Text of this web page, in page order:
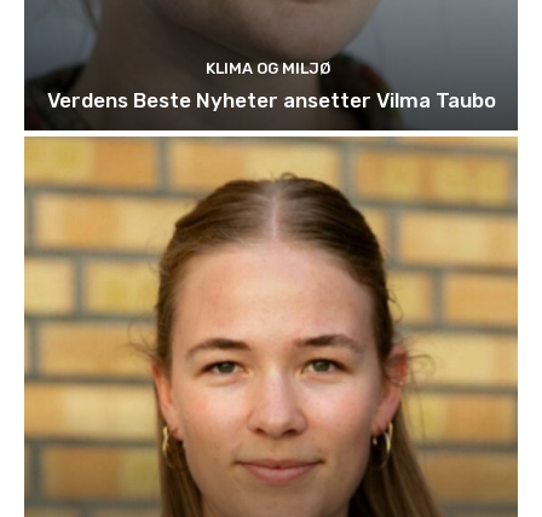
KLIMA OG MILJØ
Verdens Beste Nyheter ansetter Vilma Taubo